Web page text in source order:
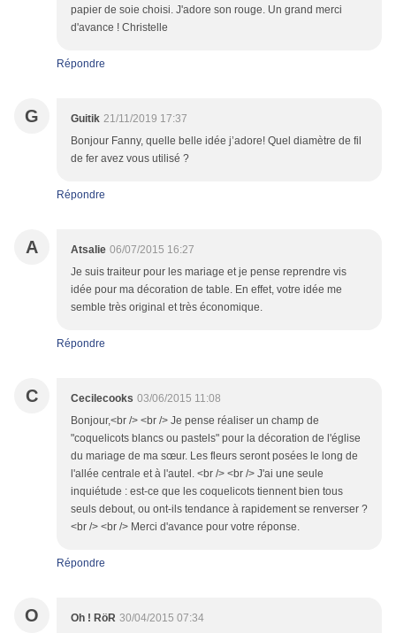
papier de soie choisi. J'adore son rouge. Un grand merci
d'avance ! Christelle
Répondre
G Guitik 21/11/2019 17:37
Bonjour Fanny, quelle belle idée j’adore! Quel diamètre de fil
de fer avez vous utilisé ?
Répondre
A Atsalie 06/07/2015 16:27
Je suis traiteur pour les mariage et je pense reprendre vis
idée pour ma décoration de table. En effet, votre idée me
semble très original et très économique.
Répondre
C Cecilecooks 03/06/2015 11:08
Bonjour,<br /> <br /> Je pense réaliser un champ de
"coquelicots blancs ou pastels" pour la décoration de l'église
du mariage de ma sœur. Les fleurs seront posées le long de
l'allée centrale et à l'autel. <br /> <br /> J'ai une seule
inquiétude : est-ce que les coquelicots tiennent bien tous
seuls debout, ou ont-ils tendance à rapidement se renverser ?
<br /> <br /> Merci d'avance pour votre réponse.
Répondre
O Oh ! RöR 30/04/2015 07:34